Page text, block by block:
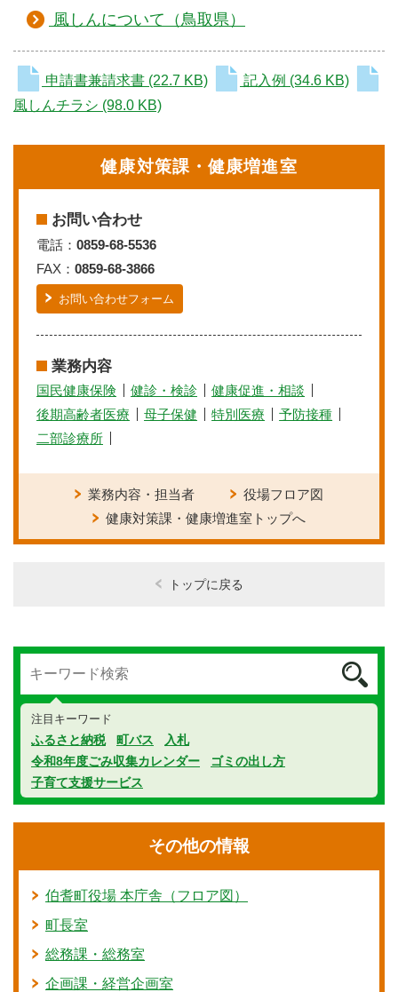
風しんについて（鳥取県）
申請書兼請求書 (22.7 KB) 記入例 (34.6 KB)
風しんチラシ (98.0 KB)
健康対策課・健康増進室
お問い合わせ
電話： 0859-68-5536
FAX： 0859-68-3866
お問い合わせフォーム
業務内容
国民健康保険 健診・検診
健康促進・相談
後期高齢者医療
母子保健 特別医療
予防接種
二部診療所
業務内容・担当者
役場フロア図
健康対策課・健康増進室トップへ
トップに戻る
注目キーワード
ふるさと納税 町バス
入札
令和8年度ごみ収集カレンダー
ゴミの出し方
子育て支援サービス
その他の情報
伯耆町役場 本庁舎（フロア図）
町長室
総務課・総務室
企画課・経営企画室